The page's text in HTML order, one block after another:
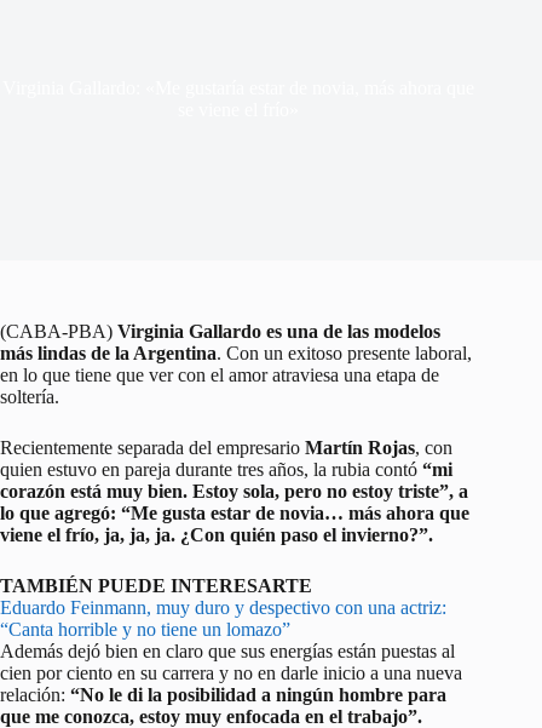
(CABA-PBA) Virginia Gallardo es una de las modelos
más lindas de la Argentina. Con un exitoso presente laboral,
en lo que tiene que ver con el amor atraviesa una etapa de
soltería.
Recientemente separada del empresario Martín Rojas, con
quien estuvo en pareja durante tres años, la rubia contó “mi
corazón está muy bien. Estoy sola, pero no estoy triste”, a
lo que agregó: “Me gusta estar de novia… más ahora que
viene el frío, ja, ja, ja. ¿Con quién paso el invierno?”.
TAMBIÉN PUEDE INTERESARTE
Eduardo Feinmann, muy duro y despectivo con una actriz:
“Canta horrible y no tiene un lomazo”
Además dejó bien en claro que sus energías están puestas al
cien por ciento en su carrera y no en darle inicio a una nueva
relación: “No le di la posibilidad a ningún hombre para
que me conozca, estoy muy enfocada en el trabajo”.